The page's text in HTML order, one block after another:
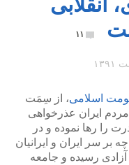
۱۱
اسلامی، از سِمَت
مردم ایران عذرخواهی
را رها نموده و در
بر سر ایران و ایرانیان
آزادی رسیده و جامعه